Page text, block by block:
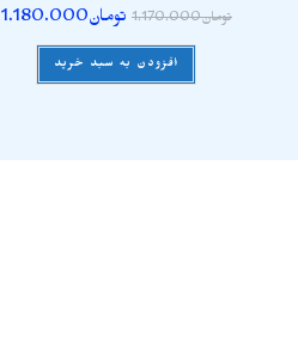
تومان1.170.000 تومان1.180.000
افزودن به سبد خرید